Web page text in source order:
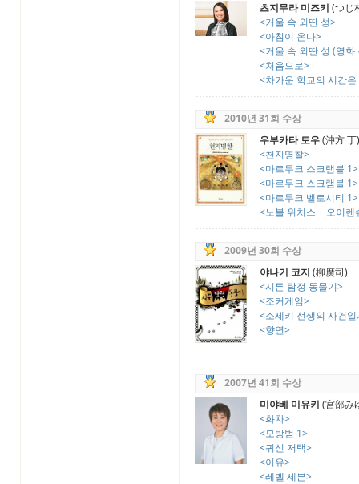
츠지무라 미즈키 (つじ
<거울 속 외딴 성>
<아침이 온다>
<거울 속 외딴 성 (영화
<처음으로>
<차가운 학교의 시간
2010년 31회 수상
우부카타 토우(沖方 丁)
<천지명찰>
<마르두크 스크램블 1>
<마르두크 스크램블 1>
<마르두크 벨로시티 1>
<노블 위치스 + 오이렌
2009년 30회 수상
야나기 코지 (柳廣司)
<시튼 탐정 동물기>
<조커게임>
<소세키 선생의 사건일
<향연>
2007년 41회 수상
미야베 미유키 (宮部み
<화차>
<모방범 1>
<귀신 저택>
<이유>
<레벨 세븐>